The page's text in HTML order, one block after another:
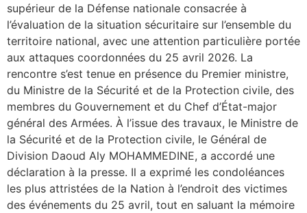
supérieur de la Défense nationale consacrée à
l’évaluation de la situation sécuritaire sur l’ensemble du
territoire national, avec une attention particulière portée
aux attaques coordonnées du 25 avril 2026. La
rencontre s’est tenue en présence du Premier ministre,
du Ministre de la Sécurité et de la Protection civile, des
membres du Gouvernement et du Chef d’État-major
général des Armées. À l’issue des travaux, le Ministre de
la Sécurité et de la Protection civile, le Général de
Division Daoud Aly MOHAMMEDINE, a accordé une
déclaration à la presse. Il a exprimé les condoléances
les plus attristées de la Nation à l’endroit des victimes
des événements du 25 avril, tout en saluant la mémoire